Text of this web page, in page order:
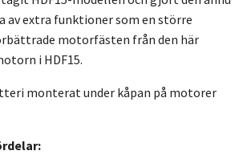
av extra funktioner som en större
motorfästen från den här
i HDF15.
monterat under kåpan på motorer